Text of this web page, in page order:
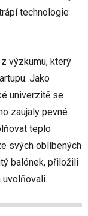
technologie
výzkumu, který
Jako
univerzitě se
zaujaly pevné
teplo
svých oblíbených
balónek, přiložili
uvolňovali.